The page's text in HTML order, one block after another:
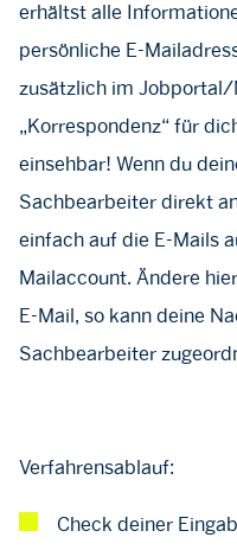
erhältst alle
persönliche E-
zusätzlich im
„Korrespondenz“ für
einsehbar! Wenn du
Sachbearbeiter direkt
einfach auf die E-Mails
Mailaccount. Ändere
E-Mail, so kann deine
Sachbearbeiter
Verfahrensablauf:
Check deiner